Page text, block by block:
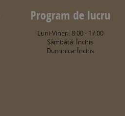
Program de lucru
Luni-Vineri: 8:00 - 17:00
Sâmbătă: Închis
Duminica: Închis